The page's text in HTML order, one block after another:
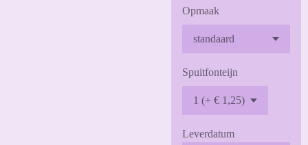
Opmaak
Spuitfonteijn
Leverdatum